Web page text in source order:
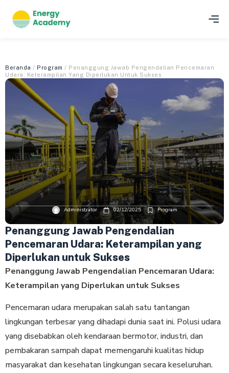
Beranda / Program / Penanggung Jawab Pengendalian Pencemaran
Udara: Keterampilan Yang Diperlukan Untuk Sukses
Administrator 02/12/2025 Program
Penanggung Jawab Pengendalian
Pencemaran Udara: Keterampilan yang
Diperlukan untuk Sukses
Penanggung Jawab Pengendalian Pencemaran Udara:
Keterampilan yang Diperlukan untuk Sukses
Pencemaran udara merupakan salah satu tantangan
lingkungan terbesar yang dihadapi dunia saat ini. Polusi udara
yang disebabkan oleh kendaraan bermotor, industri, dan
pembakaran sampah dapat memengaruhi kualitas hidup
masyarakat dan kesehatan lingkungan secara keseluruhan.